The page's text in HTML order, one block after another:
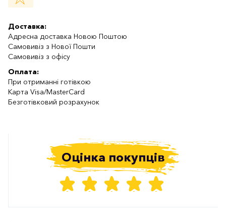
Доставка:
Адресна доставка Новою Поштою
Самовивіз з Нової Пошти
Самовивіз з офісу
Оплата:
При отриманні готівкою
Карта Visa/MasterCard
Безготівковий розрахунок
Оцінка покупців